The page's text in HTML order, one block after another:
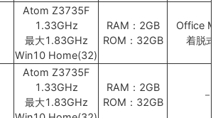
Atom Z3735F
1.33GHz
最大1.83GHz
Win10 Home(32)
RAM：2GB
ROM：32GB
Office
着脱式
Atom Z3735F
1.33GHz
最大1.83GHz
RAM：2GB
ROM：32GB
－